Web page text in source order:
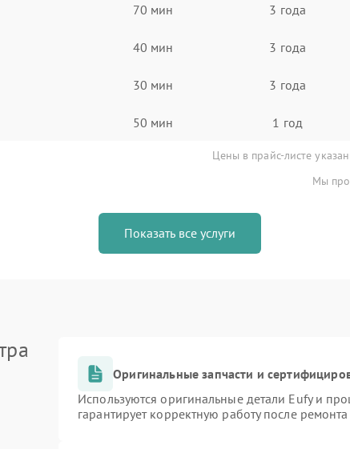
70 мин 3 года
40 мин 3 года
30 мин 3 года
50 мин 1 год
Цены в прайс-листе
Мы
Показать все услуги
Оригинальные запчасти и
Используются оригинальные детали Eufy и
гарантирует корректную работу после